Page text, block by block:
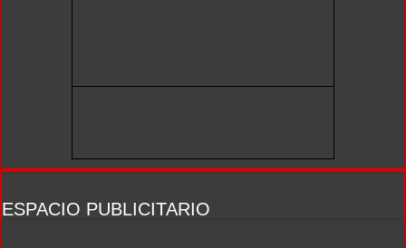
ESPACIO PUBLICITARIO